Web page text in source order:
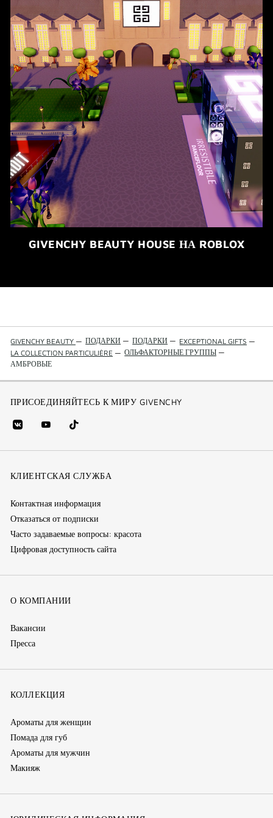
GIVENCHY BEAUTY HOUSE НА ROBLOX
GIVENCHY BEAUTY — ПОДАРКИ — ПОДАРКИ — EXCEPTIONAL GIFTS —
LA COLLECTION PARTICULIÈRE — ОЛЬФАКТОРНЫЕ ГРУППЫ —
АМБРОВЫЕ
ПРИСОЕДИНЯЙТЕСЬ К МИРУ GIVENCHY
vk
(new
youtube
(новое
Tik
Tok
окно)
КЛИЕНТСКАЯ СЛУЖБА
Контактная информация
Отказаться от подписки
Часто задаваемые вопросы: красота
Цифровая доступность сайта
О КОМПАНИИ
Вакансии
Пресса
КОЛЛЕКЦИЯ
Ароматы для женщин
Помада для губ
Ароматы для мужчин
Макияж